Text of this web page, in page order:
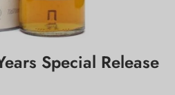
Special Release